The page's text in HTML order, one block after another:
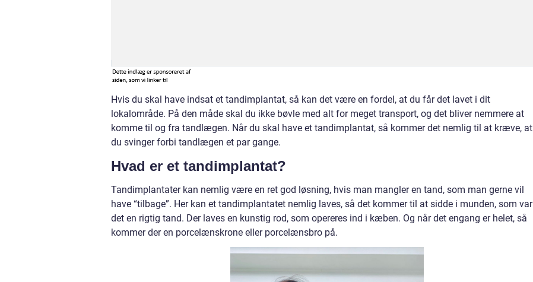
Hvis du skal have indsat et tandimplantat, så kan det være en fordel, at du får det lavet i dit
lokalområde. På den måde skal du ikke bøvle med alt for meget transport, og det bliver nemmere at
komme til og fra tandlægen. Når du skal have et tandimplantat, så kommer det nemlig til at kræve, at
du svinger forbi tandlægen et par gange.
Hvad er et tandimplantat?
Tandimplantater kan nemlig være en ret god løsning, hvis man mangler en tand, som man gerne vil
have “tilbage”. Her kan et tandimplantatet nemlig laves, så det kommer til at sidde i munden, som var
det en rigtig tand. Der laves en kunstig rod, som opereres ind i kæben. Og når det engang er helet, så
kommer der en porcelænskrone eller porcelænsbro på.